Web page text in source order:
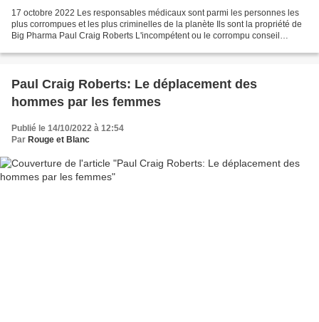
17 octobre 2022 Les responsables médicaux sont parmi les personnes les
plus corrompues et les plus criminelles de la planète Ils sont la propriété de
Big Pharma Paul Craig Roberts L'incompétent ou le corrompu conseil
Paul Craig Roberts: Le déplacement des
hommes par les femmes
Publié le 14/10/2022 à 12:54
Par Rouge et Blanc